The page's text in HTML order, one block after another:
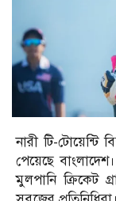
নারী টি-টোয়েন্টি
পেয়েছে
মুলপানি ক্রিকেট